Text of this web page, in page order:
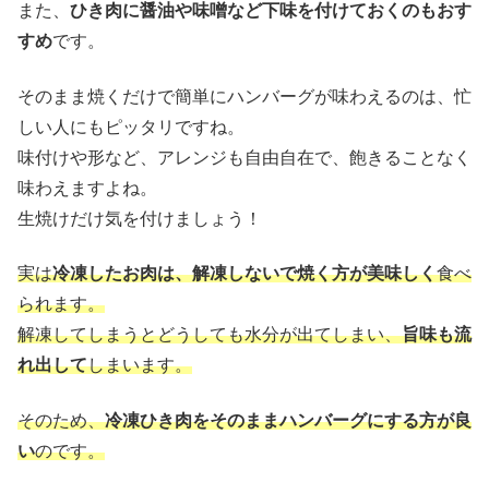
また、 ひき肉に醤油や味噌など下味を付けておくのもおす
すめです。
そのまま焼くだけで簡単にハンバーグが味わえるのは、忙
しい人にもピッタリですね。
味付けや形など、アレンジも自由自在で、飽きることなく
味わえますよね。
生焼けだけ気を付けましょう！
実は冷凍したお肉は、解凍しないで焼く方が美味しく食べ
られます。
解凍してしまうとどうしても水分が出てしまい、旨味も流
れ出してしまいます。
そのため、冷凍ひき肉をそのままハンバーグにする方が良
いのです。